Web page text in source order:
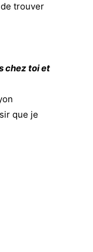
trouver
chez toi et
que je